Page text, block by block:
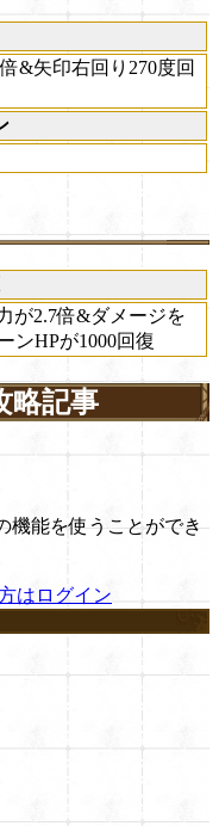
&矢印右回り270度回
が2.7倍&ダメージを
ンHPが1000回復
略記事
機能を使うことができ
はログイン